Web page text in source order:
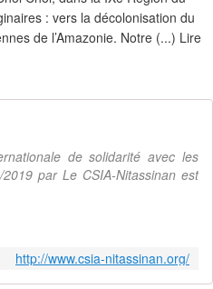
: vers la décolonisation du
de l’Amazonie. Notre (...) Lire
de solidarité avec les
par Le CSIA-Nitassinan est
http://www.csia-nitassinan.org/